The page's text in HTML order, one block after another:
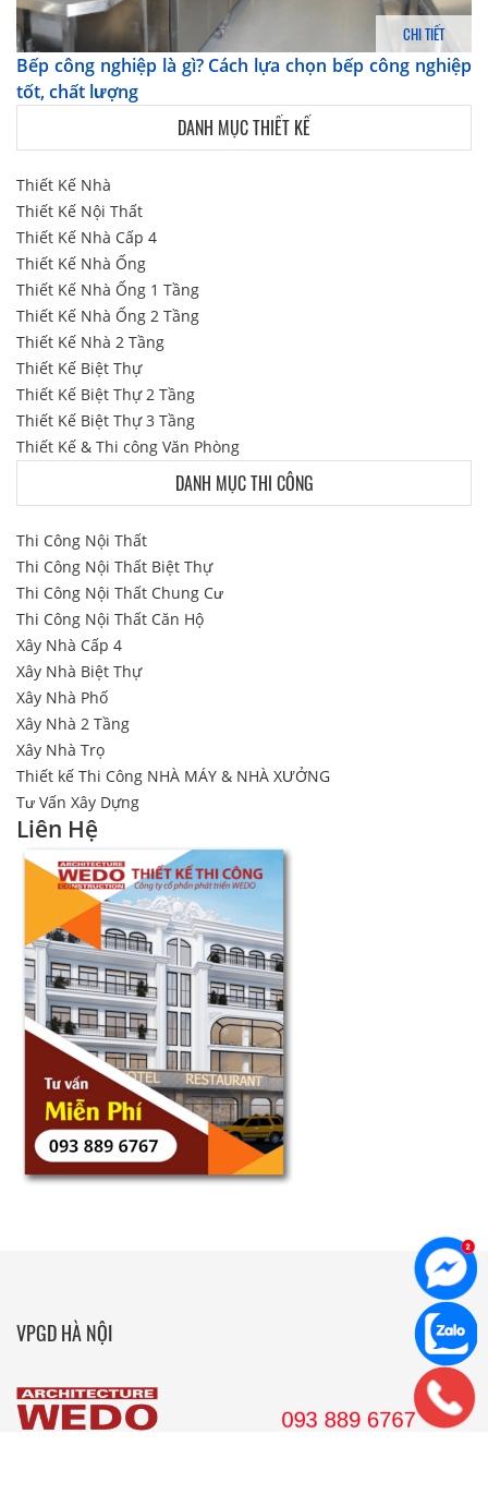
CHI TIẾT
Bếp công nghiệp là gì? Cách lựa chọn bếp công nghiệp
tốt, chất lượng
DANH MỤC THIẾT KẾ
Thiết Kế Nhà
Thiết Kế Nội Thất
Thiết Kế Nhà Cấp 4
Thiết Kế Nhà Ống
Thiết Kế Nhà Ống 1 Tầng
Thiết Kế Nhà Ống 2 Tầng
Thiết Kế Nhà 2 Tầng
Thiết Kế Biệt Thự
Thiết Kế Biệt Thự 2 Tầng
Thiết Kế Biệt Thự 3 Tầng
Thiết Kế & Thi công Văn Phòng
DANH MỤC THI CÔNG
Thi Công Nội Thất
Thi Công Nội Thất Biệt Thự
Thi Công Nội Thất Chung Cư
Thi Công Nội Thất Căn Hộ
Xây Nhà Cấp 4
Xây Nhà Biệt Thự
Xây Nhà Phố
Xây Nhà 2 Tầng
Xây Nhà Trọ
Thiết kế Thi Công NHÀ MÁY & NHÀ XƯỞNG
Tư Vấn Xây Dựng
Liên Hệ
VPGD HÀ NỘI